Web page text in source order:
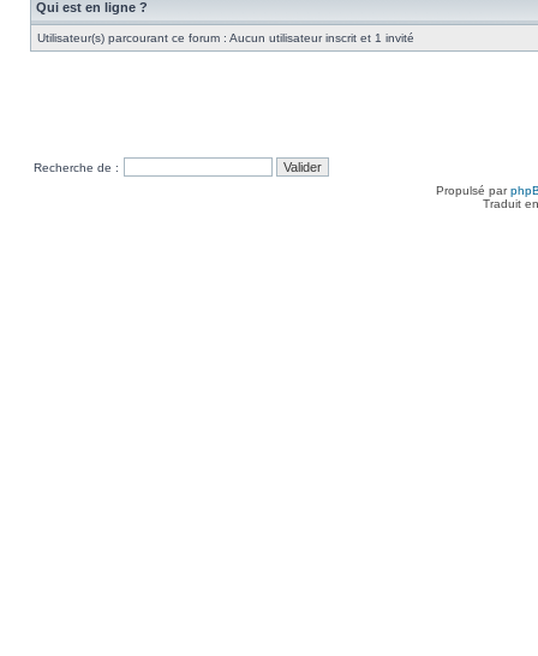
Qui est en ligne ?
Utilisateur(s) parcourant ce forum : Aucun utilisateur inscrit et 1 invité
Recherche de :
Propulsé par
Traduit